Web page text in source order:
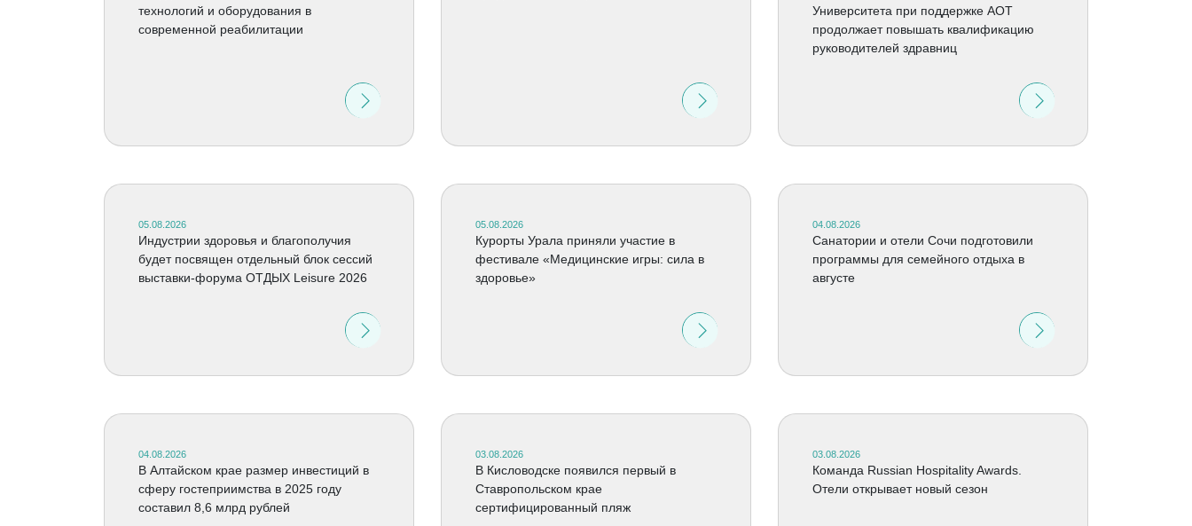
технологий и оборудования в
современной реабилитации
Университета при поддержке АОТ
продолжает повышать квалификацию
руководителей здравниц
05.08.2026
Индустрии здоровья и благополучия
будет посвящен отдельный блок сессий
выставки-форума ОТДЫХ Leisure 2026
05.08.2026
Курорты Урала приняли участие в
фестивале «Медицинские игры: сила в
здоровье»
04.08.2026
Санатории и отели Сочи подготовили
программы для семейного отдыха в
августе
04.08.2026
В Алтайском крае размер инвестиций в
сферу гостеприимства в 2025 году
составил 8,6 млрд рублей
03.08.2026
В Кисловодске появился первый в
Ставропольском крае
сертифицированный пляж
03.08.2026
Команда Russian Hospitality Awards.
Отели открывает новый сезон